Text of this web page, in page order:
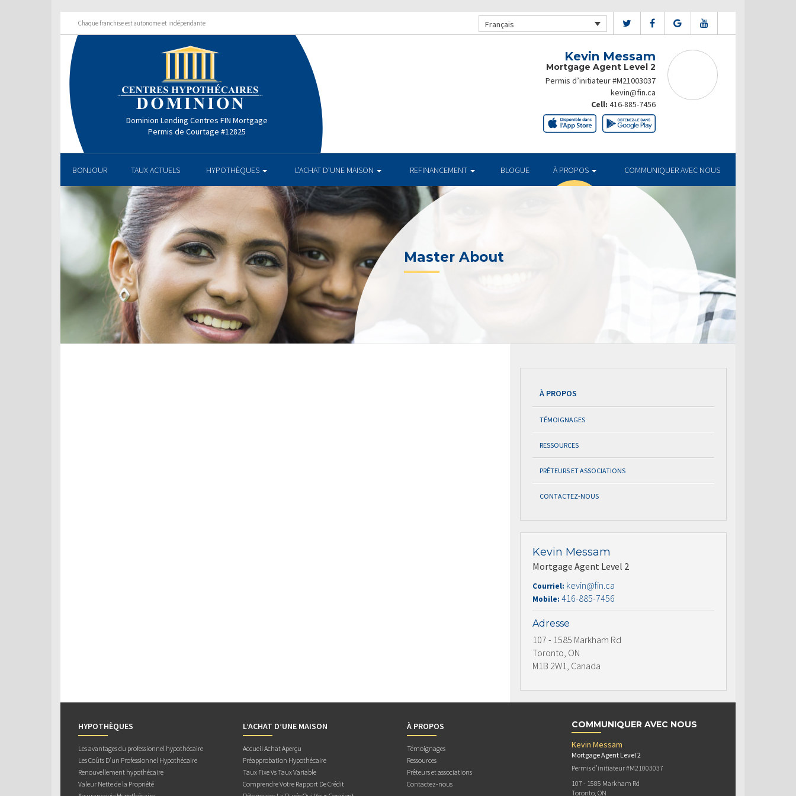
Chaque franchise est autonome et indépendante Français
Dominion Lending Centres FIN Mortgage
Permis de Courtage #12825
Kevin Messam
Mortgage Agent Level 2
Permis d’initiateur #M21003037
kevin@fin.ca
Cell: 416-885-7456
BONJOUR TAUX ACTUELS HYPOTHÈQUES L’ACHAT D’UNE MAISON REFINANCEMENT BLOGUE À PROPOS COMMUNIQUER AVEC NOUS
Master About
À PROPOS
TÉMOIGNAGES
RESSOURCES
PRÊTEURS ET ASSOCIATIONS
CONTACTEZ-NOUS
Kevin Messam
Mortgage Agent Level 2
Courriel: kevin@fin.ca
Mobile: 416-885-7456
Adresse
107 - 1585 Markham Rd
Toronto, ON
M1B 2W1, Canada
HYPOTHÈQUES
Les avantages du professionnel hypothécaire
Les Coûts D’un Professionnel Hypothécaire
Renouvellement hypothécaire
Valeur Nette de la Propriété
L’ACHAT D’UNE MAISON
Accueil Achat Aperçu
Préapprobation Hypothécaire
Taux Fixe Vs Taux Variable
Comprendre Votre Rapport De Crédit
À PROPOS
Témoignages
Ressources
Prêteurs et associations
Contactez-nous
COMMUNIQUER AVEC NOUS
Kevin Messam
Mortgage Agent Level 2
Permis d’initiateur #M21003037
107 - 1585 Markham Rd
Toronto, ON